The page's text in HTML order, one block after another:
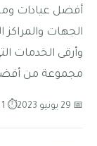
أفضل عيادات
الجهات والمراكز
وأرقى الخدمات
مجموعة من
📅 29 يونيو 2023 ⏱ 1 دقائق قراءة